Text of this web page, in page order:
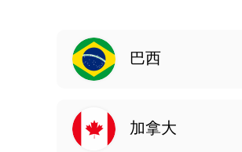
巴西
加拿大